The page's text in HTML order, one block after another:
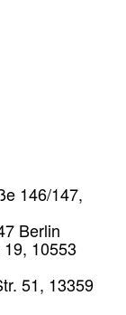
146/147,
Berlin
10553
51, 13359